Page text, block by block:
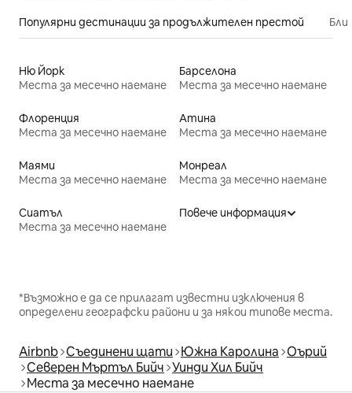
Популярни дестинации за продължителен престой
Ню Йорк
Места за месечно наемане
Барселона
Места за месечно наемане
Флоренция
Места за месечно наемане
Атина
Места за месечно наемане
Маями
Места за месечно наемане
Монреал
Места за месечно наемане
Сиатъл
Места за месечно наемане
Повече информация
*Възможно е да се прилагат известни изключения в
определени географски райони и за някои типове места.
Airbnb Съединени щати Южна Каролина Оърий
Северен Мъртъл Бийч Уинди Хил Бийч
Места за месечно наемане